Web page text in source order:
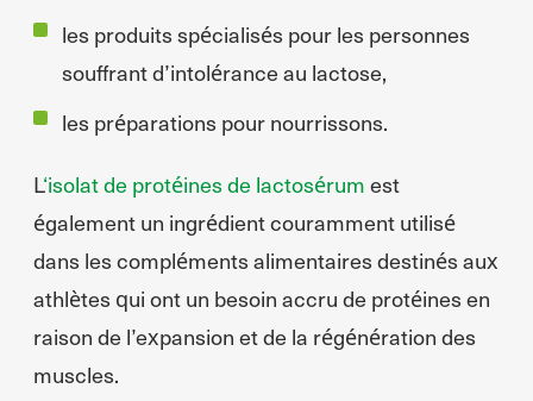
les produits spécialisés pour les personnes
souffrant d’intolérance au lactose,
les préparations pour nourrissons.
L‘isolat de protéines de lactosérum est
également un ingrédient couramment utilisé
dans les compléments alimentaires destinés aux
athlètes qui ont un besoin accru de protéines en
raison de l’expansion et de la régénération des
muscles.